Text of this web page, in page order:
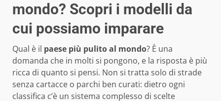
mondo? Scopri i modelli da
cui possiamo imparare
Qual è il paese più pulito al mondo? È una
domanda che in molti si pongono, e la risposta è più
ricca di quanto si pensi. Non si tratta solo di strade
senza cartacce o parchi ben curati: dietro ogni
classifica c’è un sistema complesso di scelte